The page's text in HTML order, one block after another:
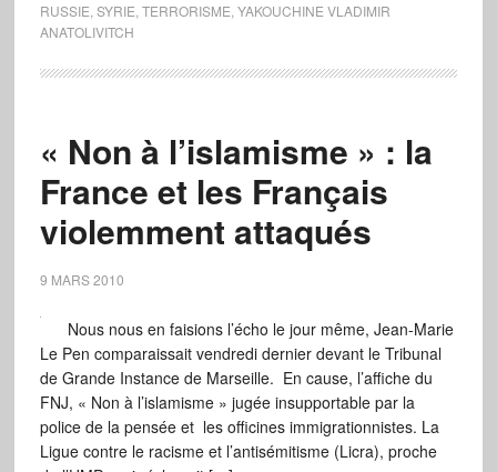
RUSSIE SYRIE TERRORISME YAKOUCHINE VLADIMIR
ANATOLIVITCH
« Non à l’islamisme » : la
France et les Français
violemment attaqués
9 MARS 2010
Nous nous en faisions l’écho le jour même, Jean-Marie
Le Pen comparaissait vendredi dernier devant le Tribunal
de Grande Instance de Marseille. En cause, l’affiche du
FNJ, « Non à l’islamisme » jugée insupportable par la
police de la pensée et les officines immigrationnistes. La
Ligue contre le racisme et l’antisémitisme (Licra), proche